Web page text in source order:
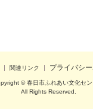
関連リンク プライバシ
© 春日市ふれあい文化セン
All Rights Reserved.